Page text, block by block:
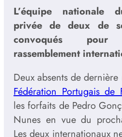
L’équipe nationale
privée de deux de
convoqués
rassemblement
Deux absents de
Fédération Portugais
les forfaits de Pedro
Nunes en vue du
Les deux internationaux